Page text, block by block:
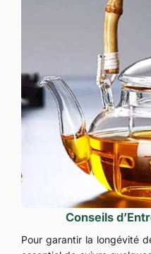
Conseils
Pour garantir la longévité